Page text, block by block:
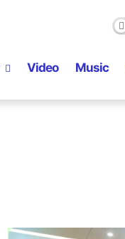
Video Music